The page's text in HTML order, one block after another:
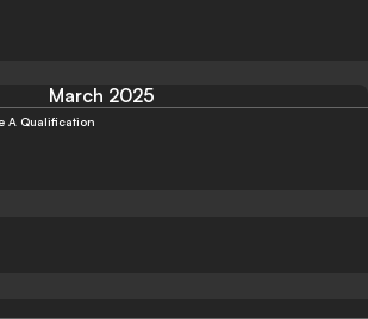
March 2025
A Qualification